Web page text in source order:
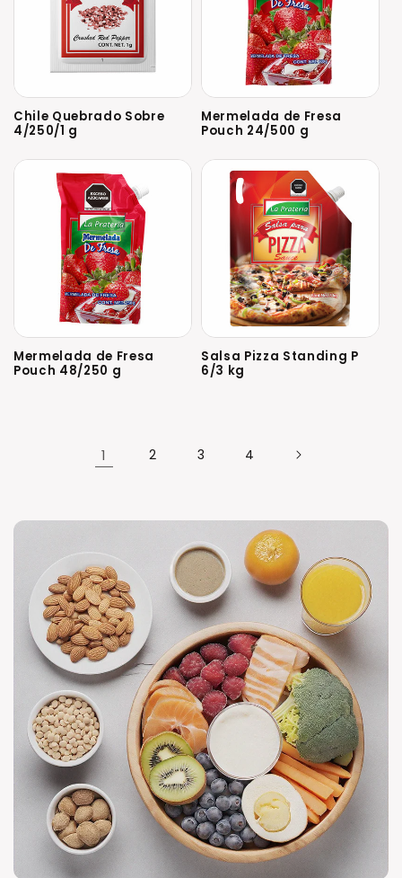
Chile Quebrado Sobre
4/250/1 g
Mermelada de Fresa
Pouch 24/500 g
Mermelada de Fresa
Pouch 48/250 g
Salsa Pizza Standing P
6/3 kg
1 2 3 4